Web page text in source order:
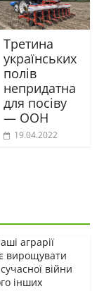
Третина
українських
полів
непридатна
для посіву
— ООН
19.04.2022
аграрії
вирощувати
війни
інших